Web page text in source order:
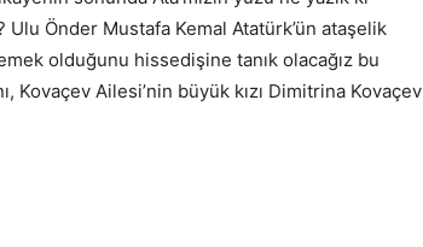
Önder Mustafa Kemal Atatürk’ün ataşelik
olduğunu hissedişine tanık olacağız bu
Ailesi’nin büyük kızı Dimitrina Kovaçev